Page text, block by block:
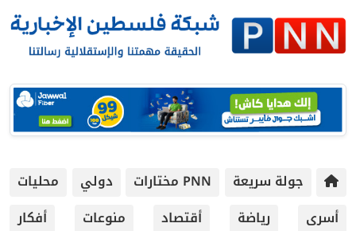
جولة سريعة PNN مختارات دولي
محليات
أسرى
رياضة أقتصاد منوعات
أفكار